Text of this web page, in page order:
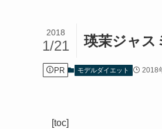
瑛茉ジャス
2018
1/21
PR モデルダイエット 2018
[toc]